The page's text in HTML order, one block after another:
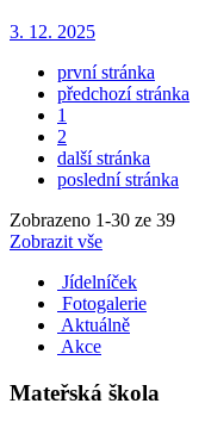
3. 12. 2025
první stránka
předchozí stránka
1
2
další stránka
poslední stránka
Zobrazeno 1-30 ze 39
Zobrazit vše
Jídelníček
Fotogalerie
Aktuálně
Akce
Mateřská škola